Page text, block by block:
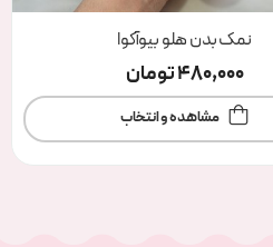
نمک بدن هلو بیوآکوا
480,000تومان
مشاهده و انتخاب